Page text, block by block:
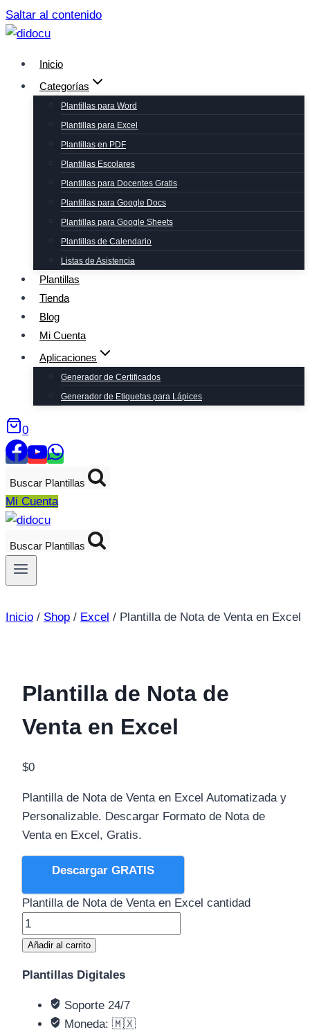
Saltar al contenido
Inicio
Categorías
Plantillas para Word
Plantillas para Excel
Plantillas en PDF
Plantillas Escolares
Plantillas para Docentes Gratis
Plantillas para Google Docs
Plantillas para Google Sheets
Plantillas de Calendario
Listas de Asistencia
Plantillas
Tienda
Blog
Mi Cuenta
Aplicaciones
Generador de Certificados
Generador de Etiquetas para Lápices
0
Buscar Plantillas
Mi Cuenta
Buscar Plantillas
Inicio / Shop / Excel / Plantilla de Nota de Venta en Excel
Plantilla de Nota de
Venta en Excel
$0
Plantilla de Nota de Venta en Excel Automatizada y
Personalizable. Descargar Formato de Nota de
Venta en Excel, Gratis.
Descargar GRATIS
Plantilla de Nota de Venta en Excel cantidad
Añadir al carrito
Plantillas Digitales
Soporte 24/7
Moneda: 🇲🇽